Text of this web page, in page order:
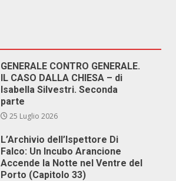
GENERALE CONTRO GENERALE.
IL CASO DALLA CHIESA – di
Isabella Silvestri. Seconda
parte
25 Luglio 2026
L’Archivio dell’Ispettore Di
Falco: Un Incubo Arancione
Accende la Notte nel Ventre del
Porto (Capitolo 33)